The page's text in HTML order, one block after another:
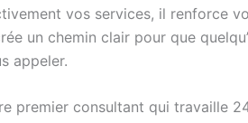
vos services, il renforce
un chemin clair pour que
appeler.
premier consultant qui travaille